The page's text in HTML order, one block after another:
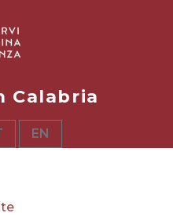
Calabria
EN